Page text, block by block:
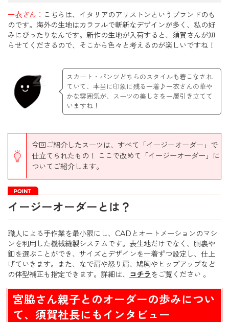
一衣さん： こちらは、イタリアのアリストンというブランドのも
のです。海外の生地はカラフルで斬新なデザインが多く、私の好
みにぴったりなんです。新作の生地が入荷すると、須賀さんが知
らせてくださるので、そこから色々と考えるのが楽しいですね！
スカート・パンツどちらのスタイルも着こなされ
ていて、本当に印象に残る一着♪一衣さんの華や
かな雰囲気が、スーツの美しさを一層引き立てて
いますね！
今回ご紹介したスーツは、すべて「イージーオーダー」で
仕立てられたもの！ ここで改めて「イージーオーダー」に
ついてご紹介します。
イージーオーダーとは？
職人による手作業を最小限にし、CADとオートメーションのマシ
ンを利用した機械縫製システムです。表生地だけでなく、胴裏や
釦を選ぶことができ、サイズとデザインを一着ずつ設定し、仕上
げていきます。また、なで肩や怒り肩、鳩胸やヒップアップなど
の体型補正も指定できます。詳細は、
コチラ をご覧ください 。
宮脇さん親子とのオーダーの歩みについ
て、須賀社長にもインタビュー